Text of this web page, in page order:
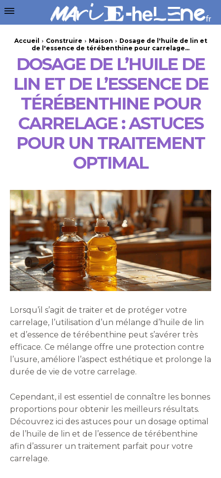
Accueil Construire Maison
Dosage de l'huile de lin et
de l'essence de térébenthine pour carrelage...
DOSAGE DE L’HUILE DE
LIN ET DE L’ESSENCE DE
TÉRÉBENTHINE POUR
CARRELAGE : ASTUCES
POUR UN TRAITEMENT
OPTIMAL
Lorsqu’il s’agit de traiter et de protéger votre
carrelage, l’utilisation d’un mélange d’huile de lin
et d’essence de térébenthine peut s’avérer très
efficace. Ce mélange offre une protection contre
l’usure, améliore l’aspect esthétique et prolonge la
durée de vie de votre carrelage.
Cependant, il est essentiel de connaître les bonnes
proportions pour obtenir les meilleurs résultats.
Découvrez ici des astuces pour un dosage optimal
de l’huile de lin et de l’essence de térébenthine
afin d’assurer un traitement parfait pour votre
carrelage.